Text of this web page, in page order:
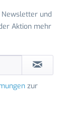
und
Aktion mehr
zur